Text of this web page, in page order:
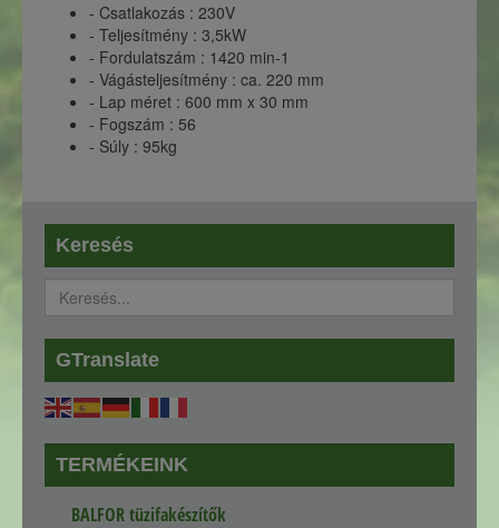
- Csatlakozás : 230V
- Teljesítmény : 3,5kW
- Fordulatszám : 1420 min-1
- Vágásteljesítmény : ca. 220 mm
- Lap méret : 600 mm x 30 mm
- Fogszám : 56
- Súly : 95kg
Keresés
GTranslate
TERMÉKEINK
BALFOR tüzifakészítők